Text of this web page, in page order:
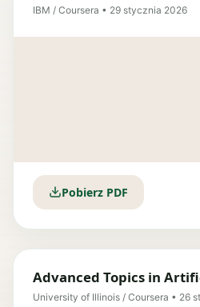
IBM / Coursera • 29 stycznia 2026
Pobierz PDF
Advanced Topics in
University of Illinois / Coursera • 26